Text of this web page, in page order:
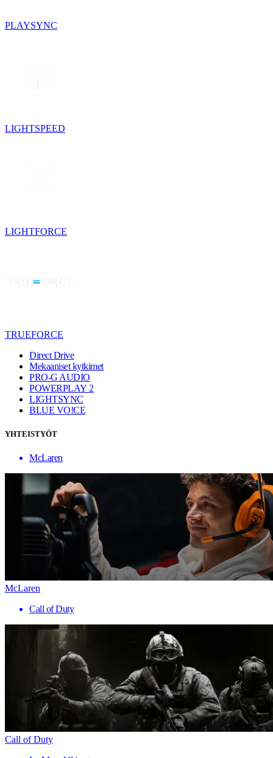
PLAYSYNC
LIGHTSPEED
LIGHTFORCE
TRUEFORCE
Direct Drive
Mekaaniset kytkimet
PRO-G AUDIO
POWERPLAY 2
LIGHTSYNC
BLUE VO!CE
YHTEISTYÖT
McLaren
McLaren
Call of Duty
Call of Duty